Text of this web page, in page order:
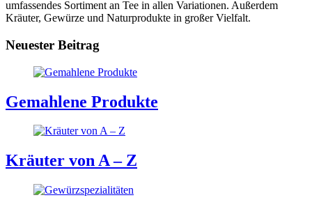
umfassendes Sortiment an Tee in allen Variationen. Außerdem
Kräuter, Gewürze und Naturprodukte in großer Vielfalt.
Neuester Beitrag
Gemahlene Produkte
Kräuter von A – Z